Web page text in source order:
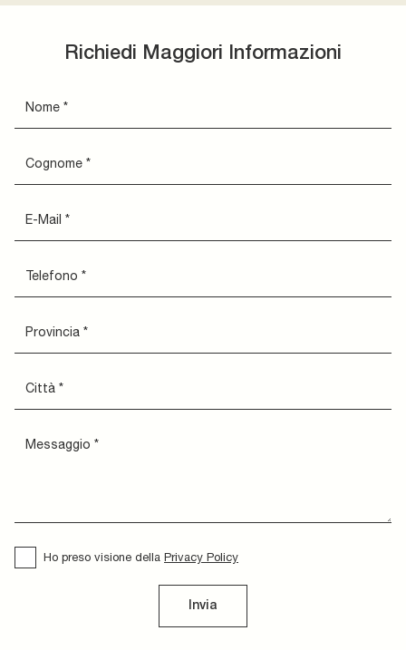
Richiedi Maggiori Informazioni
Ho preso visione della Privacy Policy
Invia